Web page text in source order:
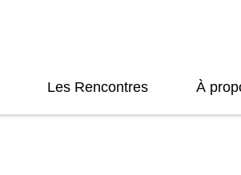
Les Rencontres À